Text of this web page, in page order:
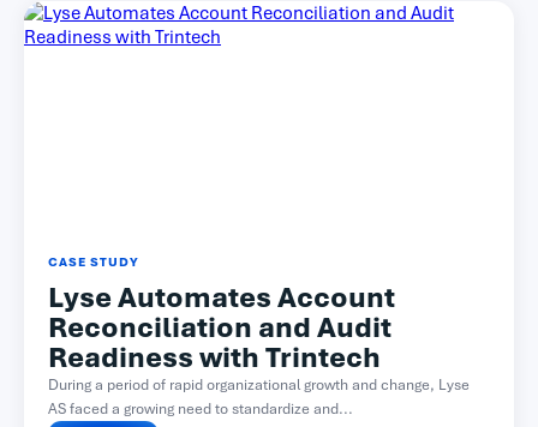
CASE STUDY
Lyse Automates Account
Reconciliation and Audit
Readiness with Trintech
During a period of rapid organizational growth and change, Lyse
AS faced a growing need to standardize and...